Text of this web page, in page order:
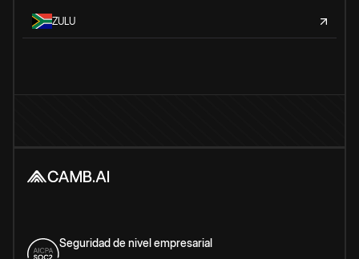
ZULU
Seguridad de nivel empresarial